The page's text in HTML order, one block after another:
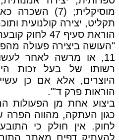
תקליט, יצירה קולנועית
הוראת סעיף 47 לחוק קובעת כי:
"העושה ביצירה פעולה
11, או מרשה לאחר
רשותו של בעל זכות
היוצרים, אלא אם כן
הוראות פרק ד'".
כגון העתקה, מהווה הפרה
לחוק. אין חולק כי
להעתיק דפים מאתר